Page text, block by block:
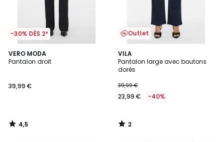
-30% DÈS 2*
VERO MODA
Pantalon droit
39,99 €
4,5
/ 5
4,5
/
Outlet
VILA
Pantalon large avec boutons
dorés
39,99 €
23,99 € -40%
2
/
5
2
/